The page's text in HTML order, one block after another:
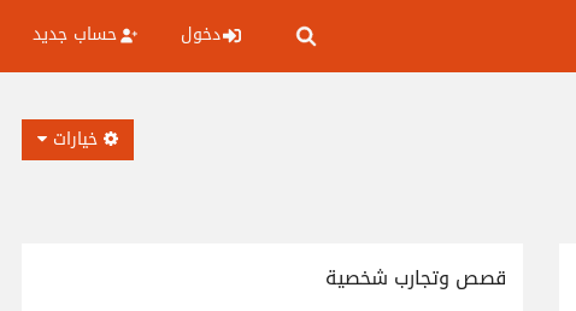
دخول حساب جديد
خيارات
قصص وتجارب شخصية